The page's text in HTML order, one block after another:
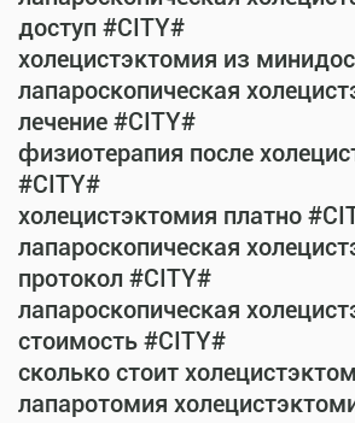
доступ #CITY#
холецистэктомия из
лапароскопическая
лечение #CITY#
физиотерапия после
#CITY#
холецистэктомия платно
лапароскопическая
протокол #CITY#
лапароскопическая
стоимость #CITY#
сколько стоит
лапаротомия